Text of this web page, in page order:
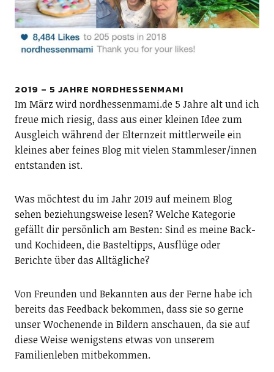
2019 – 5 JAHRE NORDHESSENMAMI
Im März wird nordhessenmami.de 5 Jahre alt und ich
freue mich riesig, dass aus einer kleinen Idee zum
Ausgleich während der Elternzeit mittlerweile ein
kleines aber feines Blog mit vielen Stammleser/innen
entstanden ist.
Was möchtest du im Jahr 2019 auf meinem Blog
sehen beziehungsweise lesen? Welche Kategorie
gefällt dir persönlich am Besten: Sind es meine Back-
und Kochideen, die Basteltipps, Ausflüge oder
Berichte über das Alltägliche?
Von Freunden und Bekannten aus der Ferne habe ich
bereits das Feedback bekommen, dass sie so gerne
unser Wochenende in Bildern anschauen, da sie auf
diese Weise wenigstens etwas von unserem
Familienleben mitbekommen.